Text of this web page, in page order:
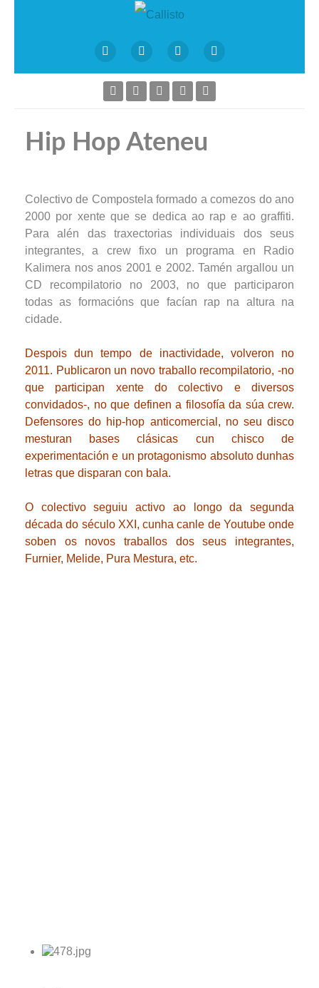
Hip Hop Ateneu
Colectivo de Compostela formado a comezos do ano
2000 por xente que se dedica ao rap e ao graffiti.
Para alén das traxectorias individuais dos seus
integrantes, a crew fixo un programa en Radio
Kalimera nos anos 2001 e 2002. Tamén argallou un
CD recompilatorio no 2003, no que participaron
todas as formacións que facían rap na altura na
cidade.
Despois dun tempo de inactividade, volveron no
2011. Publicaron un novo traballo recompilatorio, -no
que participan xente do colectivo e diversos
convidados-, no que definen a filosofía da súa crew.
Defensores do hip-hop anticomercial, no seu disco
mesturan bases clásicas cun chisco de
experimentación e un protagonismo absoluto dunhas
letras que disparan con bala.
O colectivo seguiu activo ao longo da segunda
década do século XXI, cunhacanle de Youtubeonde
soben os novos traballos dos seus integrantes,
Furnier, Melide, Pura Mestura, etc.